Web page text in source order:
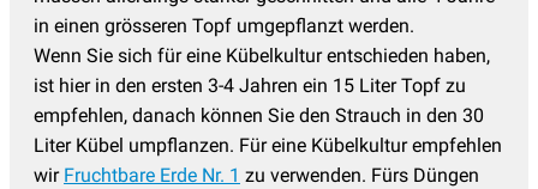
in einen grösseren Topf umgepflanzt werden.
Wenn Sie sich für eine Kübelkultur entschieden haben,
ist hier in den ersten 3-4 Jahren ein 15 Liter Topf zu
empfehlen, danach können Sie den Strauch in den 30
Liter Kübel umpflanzen. Für eine Kübelkultur empfehlen
wir Fruchtbare Erde Nr. 1 zu verwenden. Fürs Düngen